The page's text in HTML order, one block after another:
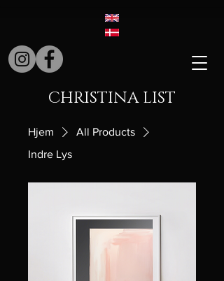
CHRISTINA LIST
Hjem
All Products
Indre Lys